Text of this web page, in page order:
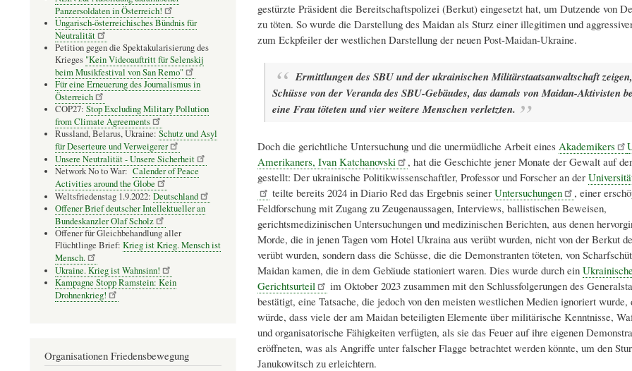
gestürzte Präsident die Bereitschaftspolizei (Berkut) eingesetzt hat, um Dutzende von
zu töten. So wurde die Darstellung des Maidan als Sturz einer illegitimen und
zum Eckpfeiler der westlichen Darstellung der neuen Post-Maidan-Ukraine.
Ermittlungen des SBU und der ukrainischen Militärstaatsanwaltschaft
Schüsse von der Veranda des SBU-Gebäudes, das damals von Maidan-Aktivisten
eine Frau töteten und vier weitere Menschen verletzten.
Doch die gerichtliche Untersuchung und die unermüdliche Arbeit eines Akademikers
Amerikaners, Ivan Katchanovski
, hat die Geschichte jener Monate der Gewalt auf
gestellt: Der ukrainische Politikwissenschaftler, Professor und Forscher an der
teilte bereits 2024 in Diario Red das Ergebnis seiner Untersuchungen
, einer
Feldforschung mit Zugang zu Zeugenaussagen, Interviews, ballistischen Beweisen,
gerichtsmedizinischen Untersuchungen und medizinischen Berichten, aus denen
Morde, die in jenen Tagen vom Hotel Ukraina aus verübt wurden, nicht von der Berkut
verübt wurden, sondern dass die Schüsse, die die Demonstranten töteten, von
Maidan kamen, die in dem Gebäude stationiert waren. Dies wurde durch ein
Gerichtsurteil
im Oktober 2023 zusammen mit den Schlussfolgerungen des
bestätigt, eine Tatsache, die jedoch von den meisten westlichen Medien ignoriert wurde,
würde, dass viele der am Maidan beteiligten Elemente über militärische Kenntnisse,
und organisatorische Fähigkeiten verfügten, als sie das Feuer auf ihre eigenen
eröffneten, was als Angriffe unter falscher Flagge betrachtet werden könnte, um den
Janukowitsch zu erleichtern.
Panzersoldaten in Österreich!
Ungarisch-österreichisches Bündnis für
Neutralität
Petition gegen die Spektakularisierung des
Krieges "Kein Videoauftritt für Selenskij
beim Musikfestival von San Remo"
Für eine Erneuerung des Journalismus in
Österreich
COP27: Stop Excluding Military Pollution
from Climate Agreements
Russland, Belarus, Ukraine: Schutz und Asyl
für Deserteure und Verweigerer
Unsere Neutralität - Unsere Sicherheit
Network No to War: Calender of Peace
Activities around the Globe
Weltsfriedenstag 1.9.2022: Deutschland
Offener Brief deutscher Intellektueller an
Bundeskanzler Olaf Scholz
Offener für Gleichbehandlung aller
Flüchtlinge Brief: Krieg ist Krieg. Mensch ist
Mensch.
Ukraine. Krieg ist Wahnsinn!
Kampagne Stopp Ramstein: Kein
Drohnenkrieg!
Organisationen Friedensbewegung